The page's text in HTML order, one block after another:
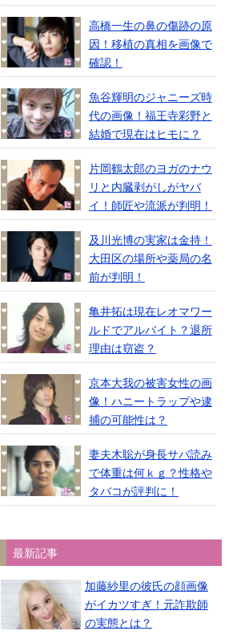
高橋一生の鼻の傷跡の原
因！移植の真相を画像で
確認！
魚谷輝明のジャニーズ時
代の画像！福王寺彩野と
結婚で現在はヒモに？
片岡鶴太郎のヨガのナウ
リと内臓剥がしがヤバ
イ！師匠や流派が判明！
及川光博の実家は金持！
大田区の場所や薬局の名
前が判明！
亀井拓は現在レオマワー
ルドでアルバイト？退所
理由は窃盗？
京本大我の被害女性の画
像！ハニートラップや逮
捕の可能性は？
妻夫木聡が身長サバ読み
で体重は何ｋｇ？性格や
タバコが評判に！
最新記事
加藤紗里の彼氏の顔画像
がイカツすぎ！元詐欺師
の実態とは？